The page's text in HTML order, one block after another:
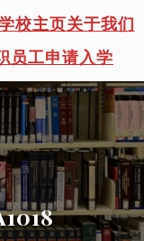
校主页关于我们
员工申请入学